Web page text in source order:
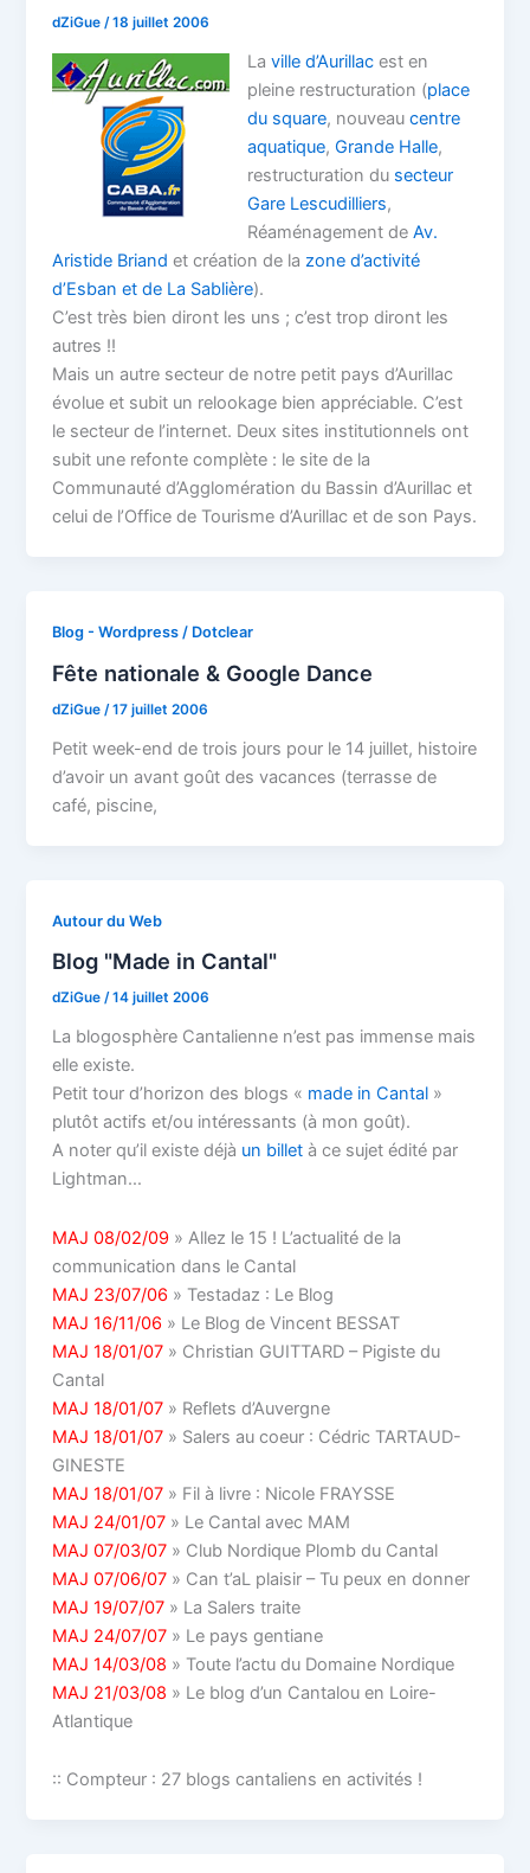
dZiGue/18 juillet 2006
La ville d’Aurillacest en
pleine restructuration (place
du square, nouveau centre
aquatique, Grande Halle,
restructuration du secteur
Gare Lescudilliers,
Réaménagement de Av.
Aristide Briand et création de lazone d’activité
d’Esban et de La Sablière).
C’est très bien diront les uns ; c’est trop diront les
autres !!
Mais un autre secteur de notre petit pays d’Aurillac
évolue et subit un relookage bien appréciable. C’est
le secteur de l’internet. Deux sites institutionnels ont
subit une refonte complète : le site de la
Communauté d’Agglomération du Bassin d’Aurillac et
celui de l’Office de Tourisme d’Aurillac et de son Pays.
Blog - Wordpress / Dotclear
Fête nationale & Google Dance
dZiGue /17 juillet 2006
Petit week-end de trois jours pour le 14 juillet, histoire
d’avoir un avant goût des vacances (terrasse de
café, piscine,
Autour du Web
Blog "Made in Cantal"
dZiGue/14 juillet 2006
La blogosphère Cantalienne n’est pas immense mais
elle existe.
Petit tour d’horizon des blogs « made in Cantal »
plutôt actifs et/ou intéressants (à mon goût).
A noter qu’il existe déjà un billet à ce sujet édité par
Lightman…
MAJ 08/02/09 » Allez le 15 ! L’actualité de la
communication dans le Cantal
MAJ 23/07/06 » Testadaz : Le Blog
MAJ 16/11/06 » Le Blog de Vincent BESSAT
MAJ 18/01/07 » Christian GUITTARD – Pigiste du
Cantal
MAJ 18/01/07 » Reflets d’Auvergne
MAJ 18/01/07 » Salers au coeur : Cédric TARTAUD-
GINESTE
MAJ 18/01/07 » Fil à livre : Nicole FRAYSSE
MAJ 24/01/07 » Le Cantal avec MAM
MAJ 07/03/07 » Club Nordique Plomb du Cantal
MAJ 07/06/07 » Can t’aL plaisir – Tu peux en donner
MAJ 19/07/07 » La Salers traite
MAJ 24/07/07 » Le pays gentiane
MAJ 14/03/08 » Toute l’actu du Domaine Nordique
MAJ 21/03/08 » Le blog d’un Cantalou en Loire-
Atlantique
:: Compteur : 27 blogs cantaliens en activités !